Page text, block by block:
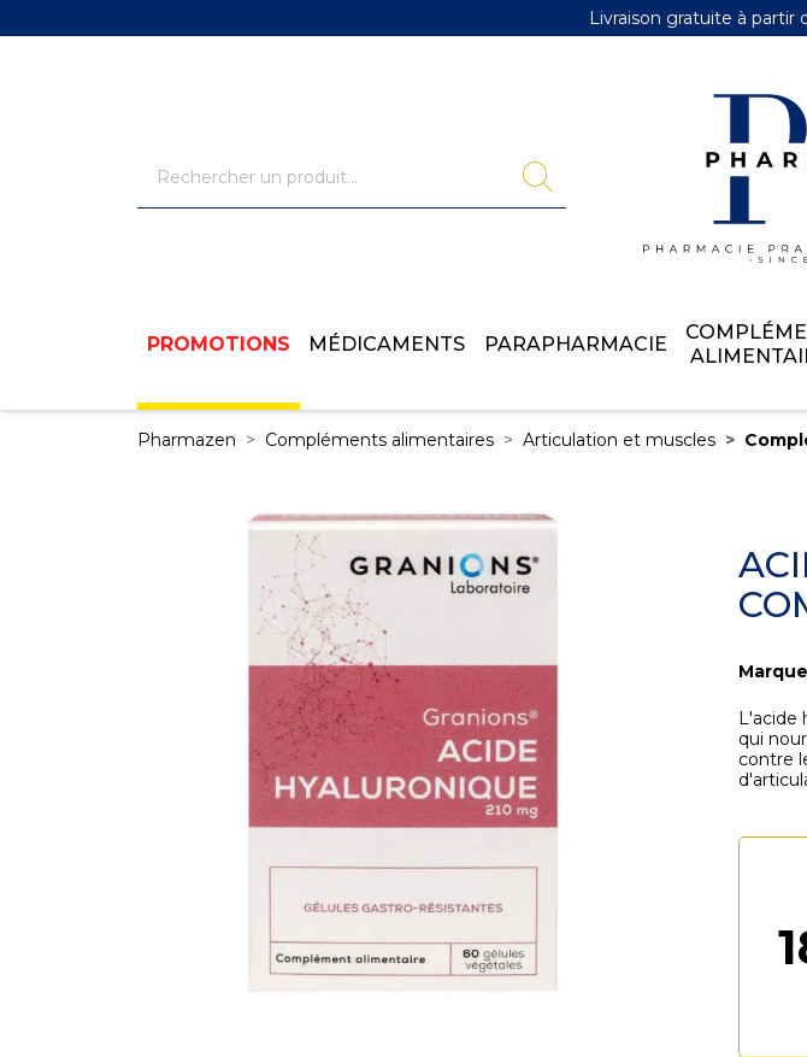
Livraison gratuite à partir
PROMOTIONS MÉDICAMENTS PARAPHARMACIE
Pharmazen Compléments alimentaires Articulation et muscles
Marque
L'acide
qui
contre